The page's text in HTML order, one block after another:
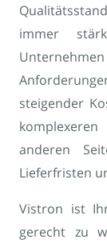
immer
steigender
anderen
Lieferfristen
Vistron ist
gerecht zu